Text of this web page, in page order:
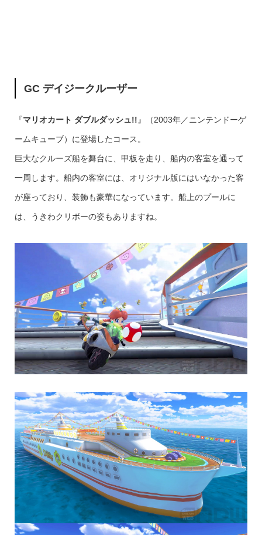
GC デイジークルーザー
『マリオカート ダブルダッシュ!!』（2003年／ニンテンドーゲ
ームキューブ）に登場したコース。
巨大なクルーズ船を舞台に、甲板を走り、船内の客室を通って
一周します。船内の客室には、オリジナル版にはいなかった客
が座っており、装飾も豪華になっています。船上のプールに
は、うきわクリボーの姿もありますね。